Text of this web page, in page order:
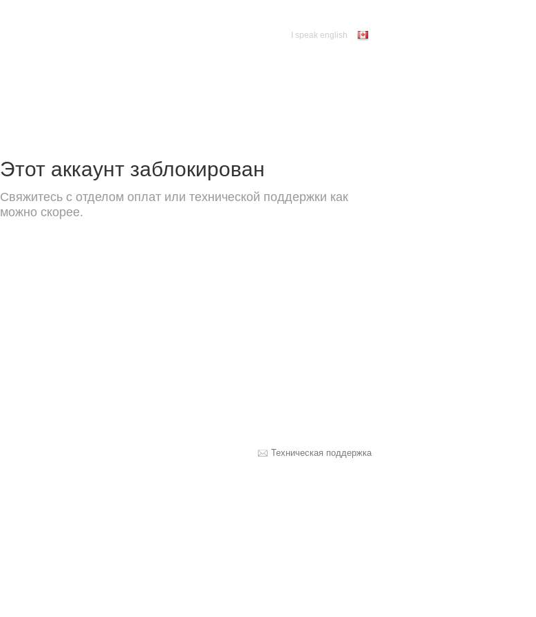
I speak english
Этот аккаунт заблокирован
Свяжитесь с отделом оплат или технической поддержки как
можно скорее.
Техническая поддержка